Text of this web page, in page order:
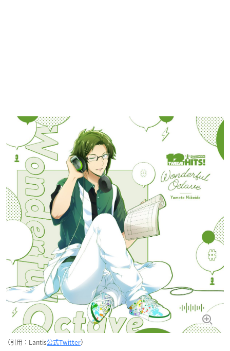
（引用：Lantis公式Twitter）